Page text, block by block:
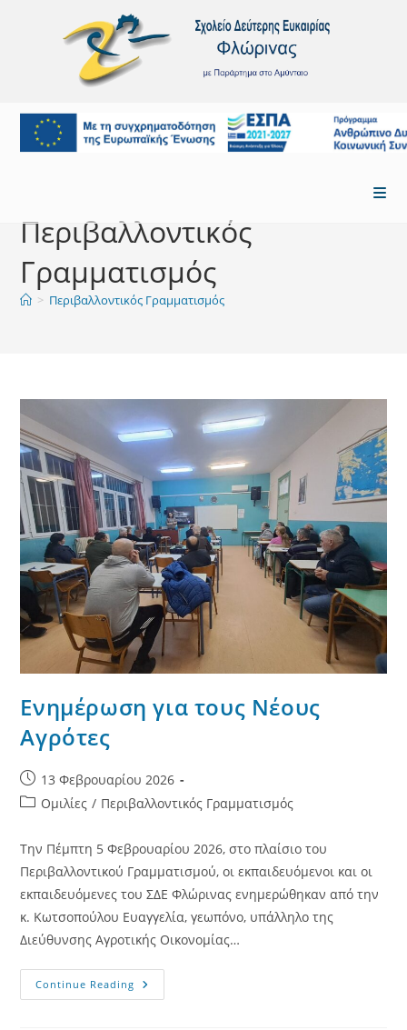
Περιβαλλοντικός
Γραμματισμός
> Περιβαλλοντικός Γραμματισμός
Ενημέρωση για τους Νέους
Αγρότες
Post
published:
13 Φεβρουαρίου 2026
PostΟμιλίες / Περιβαλλοντικός Γραμματισμός
Την Πέμπτη 5 Φεβρουαρίου 2026, στο πλαίσιο του
Περιβαλλοντικού Γραμματισμού, οι εκπαιδευόμενοι και οι
εκπαιδευόμενες του ΣΔΕ Φλώρινας ενημερώθηκαν από την
κ. Κωτσοπούλου Ευαγγελία, γεωπόνο, υπάλληλο της
Διεύθυνσης Αγροτικής Οικονομίας…
Continue Reading Ενημέρωση
Για